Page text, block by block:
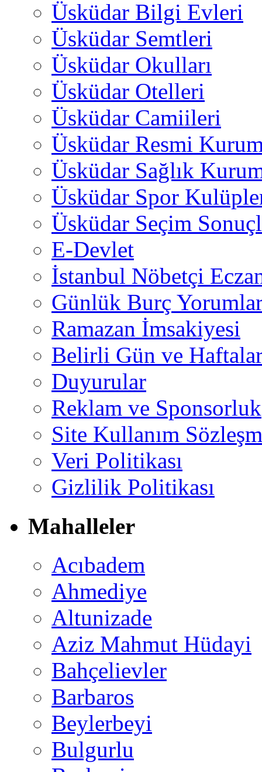
Üsküdar Bilgi Evleri
Üsküdar Semtleri
Üsküdar Okulları
Üsküdar Otelleri
Üsküdar Camiileri
Üsküdar Resmi
Üsküdar Sağlık
Üsküdar Spor
Üsküdar Seçim
E-Devlet
İstanbul Nöbetçi
Günlük Burç
Ramazan İmsakiyesi
Belirli Gün ve
Duyurular
Reklam ve Sponsorluk
Site Kullanım
Veri Politikası
Gizlilik Politikası
Mahalleler
Acıbadem
Ahmediye
Altunizade
Aziz Mahmut Hüdayi
Bahçelievler
Barbaros
Beylerbeyi
Bulgurlu